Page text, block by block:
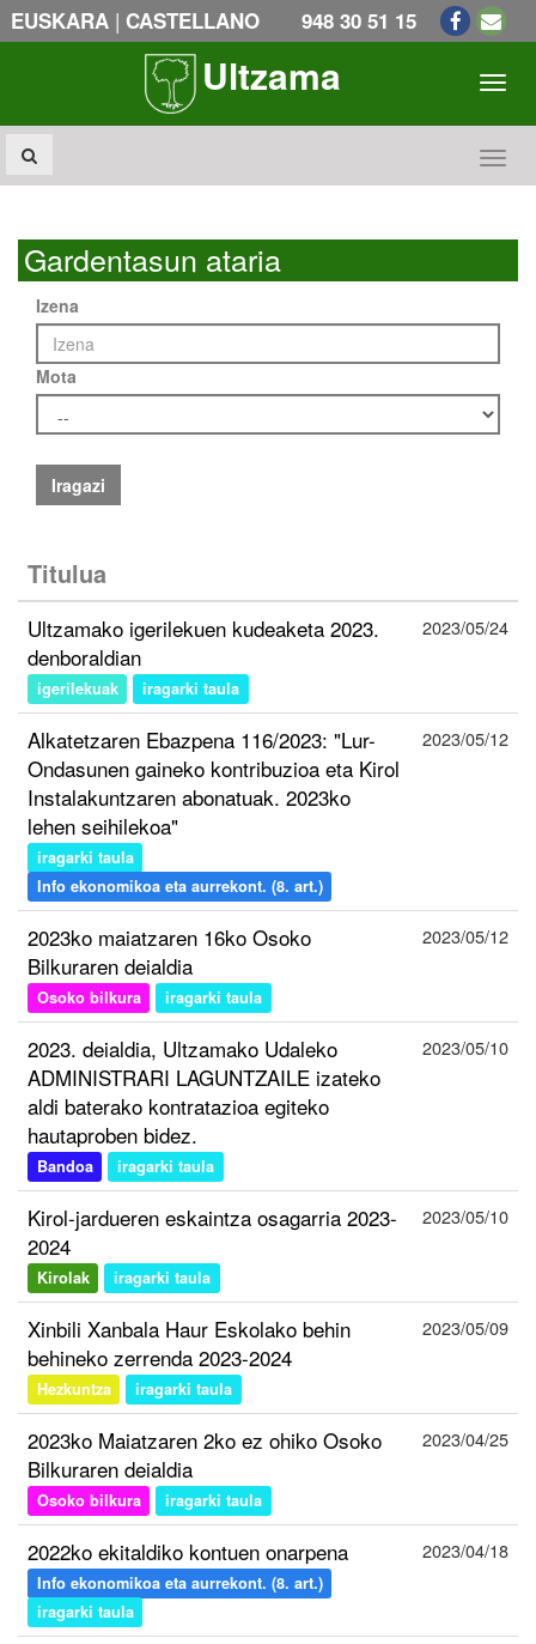
EUSKARA | CASTELLANO 948 30 51 15
Ultzama
Gardentasun ataria
Izena
Mota
Iragazi
Titulua
Ultzamako igerilekuen kudeaketa 2023.
denboraldian
igerilekuak iragarki taula
2023/05/24
Alkatetzaren Ebazpena 116/2023: "Lur-
Ondasunen gaineko kontribuzioa eta Kirol
Instalakuntzaren abonatuak. 2023ko
lehen seihilekoa"
iragarki taula
Info ekonomikoa eta aurrekont. (8. art.)
2023/05/12
2023ko maiatzaren 16ko Osoko
Bilkuraren deialdia
Osoko bilkura iragarki taula
2023/05/12
2023. deialdia, Ultzamako Udaleko
ADMINISTRARI LAGUNTZAILE izateko
aldi baterako kontratazioa egiteko
hautaproben bidez.
Bandoa iragarki taula
2023/05/10
Kirol-jardueren eskaintza osagarria 2023-
2024
Kirolak iragarki taula
2023/05/10
Xinbili Xanbala Haur Eskolako behin
behineko zerrenda 2023-2024
Hezkuntza iragarki taula
2023/05/09
2023ko Maiatzaren 2ko ez ohiko Osoko
Bilkuraren deialdia
Osoko bilkura iragarki taula
2023/04/25
2022ko ekitaldiko kontuen onarpena
Info ekonomikoa eta aurrekont. (8. art.)
iragarki taula
2023/04/18